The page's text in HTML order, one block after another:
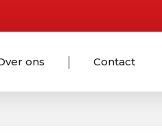
ons Contact